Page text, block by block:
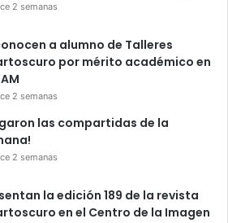
2 semanas
a alumno de Talleres
por mérito académico en
2 semanas
las compartidas de la
2 semanas
la edición 189 de la revista
en el Centro de la Imagen